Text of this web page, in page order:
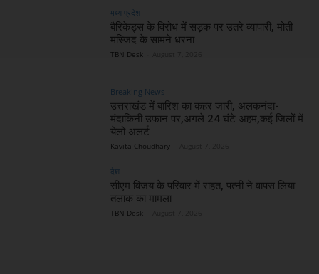
मध्य प्रदेश
बैरिकेड्स के विरोध में सड़क पर उतरे व्यापारी, मोती
मस्जिद के सामने धरना
TBN Desk
Breaking News
उत्तराखंड में बारिश का कहर जारी, अलकनंदा-
मंदाकिनी उफान पर,अगले 24 घंटे अहम,कई जिलों में
येलो अलर्ट
Kavita Choudhary
देश
सीएम विजय के परिवार में राहत, पत्नी ने वापस लिया
तलाक का मामला
TBN Desk